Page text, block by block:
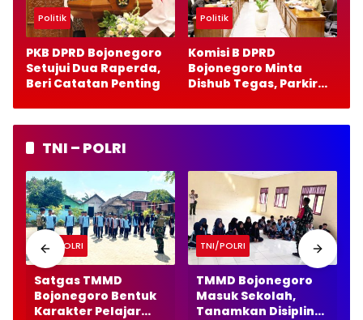
Politik
PKB DPRD Bojonegoro
Setujui Dua Raperda,
Beri Catatan Penting
Politik
Komisi B DPRD
Bojonegoro Minta
Dishub Tegas, Parkir
TNI – POLRI
TNI/POLRI
Satgas TMMD
Bojonegoro Bentuk
Karakter Pelajar
TNI/POLRI
TMMD Bojonegoro
Masuk Sekolah,
Tanamkan Disiplin